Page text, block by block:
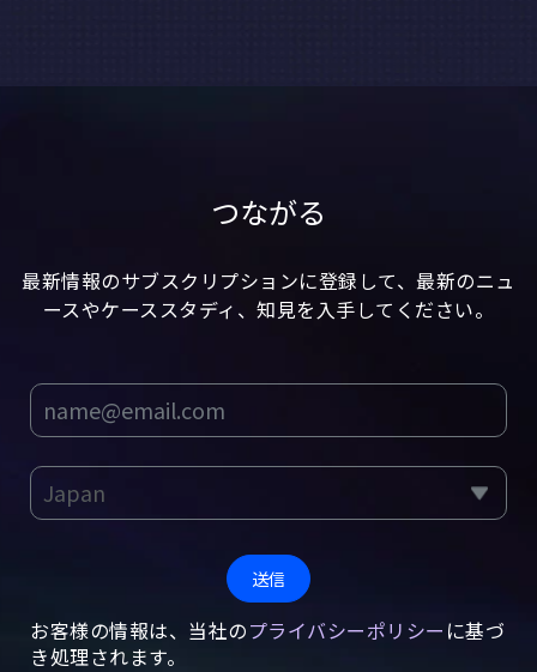
つながる
最新情報のサブスクリプションに登録して、最新のニュ
ースやケーススタディ、知見を入手してください。
送信
お客様の情報は、当社のプライバシーポリシー に基づ
き処理されます。